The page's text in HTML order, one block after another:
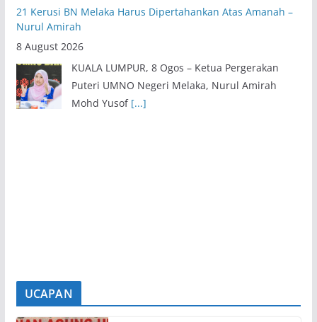
21 Kerusi BN Melaka Harus Dipertahankan Atas Amanah –
Nurul Amirah
8 August 2026
KUALA LUMPUR, 8 Ogos – Ketua Pergerakan
Puteri UMNO Negeri Melaka, Nurul Amirah
Mohd Yusof [...]
UCAPAN